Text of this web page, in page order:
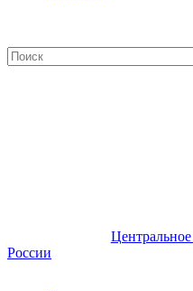
России